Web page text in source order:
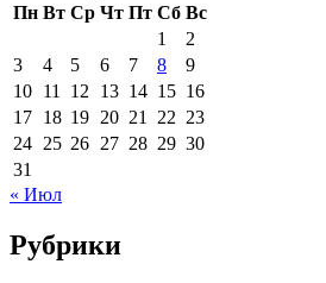
Пн Вт Ср Чт Пт Сб Вс
1
2
3
4 5 6 7 8
9
10 11 12 13 14 15 16
17 18 19 20 21 22 23
24 25 26 27 28 29 30
31
« Июл
Рубрики